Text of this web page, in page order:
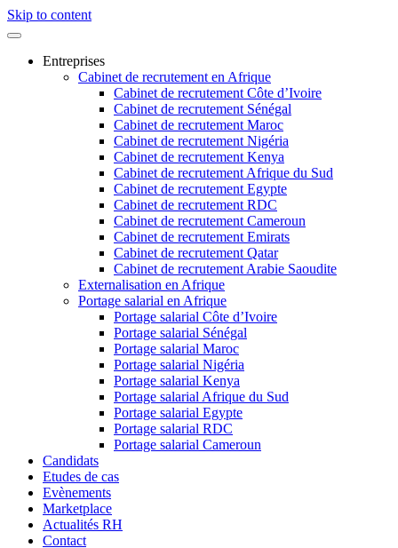
Skip to content
Entreprises
Cabinet de recrutement en Afrique
Cabinet de recrutement Côte d’Ivoire
Cabinet de recrutement Sénégal
Cabinet de recrutement Maroc
Cabinet de recrutement Nigéria
Cabinet de recrutement Kenya
Cabinet de recrutement Afrique du Sud
Cabinet de recrutement Egypte
Cabinet de recrutement RDC
Cabinet de recrutement Cameroun
Cabinet de recrutement Emirats
Cabinet de recrutement Qatar
Cabinet de recrutement Arabie Saoudite
Externalisation en Afrique
Portage salarial en Afrique
Portage salarial Côte d’Ivoire
Portage salarial Sénégal
Portage salarial Maroc
Portage salarial Nigéria
Portage salarial Kenya
Portage salarial Afrique du Sud
Portage salarial Egypte
Portage salarial RDC
Portage salarial Cameroun
Candidats
Etudes de cas
Evènements
Marketplace
Actualités RH
Contact